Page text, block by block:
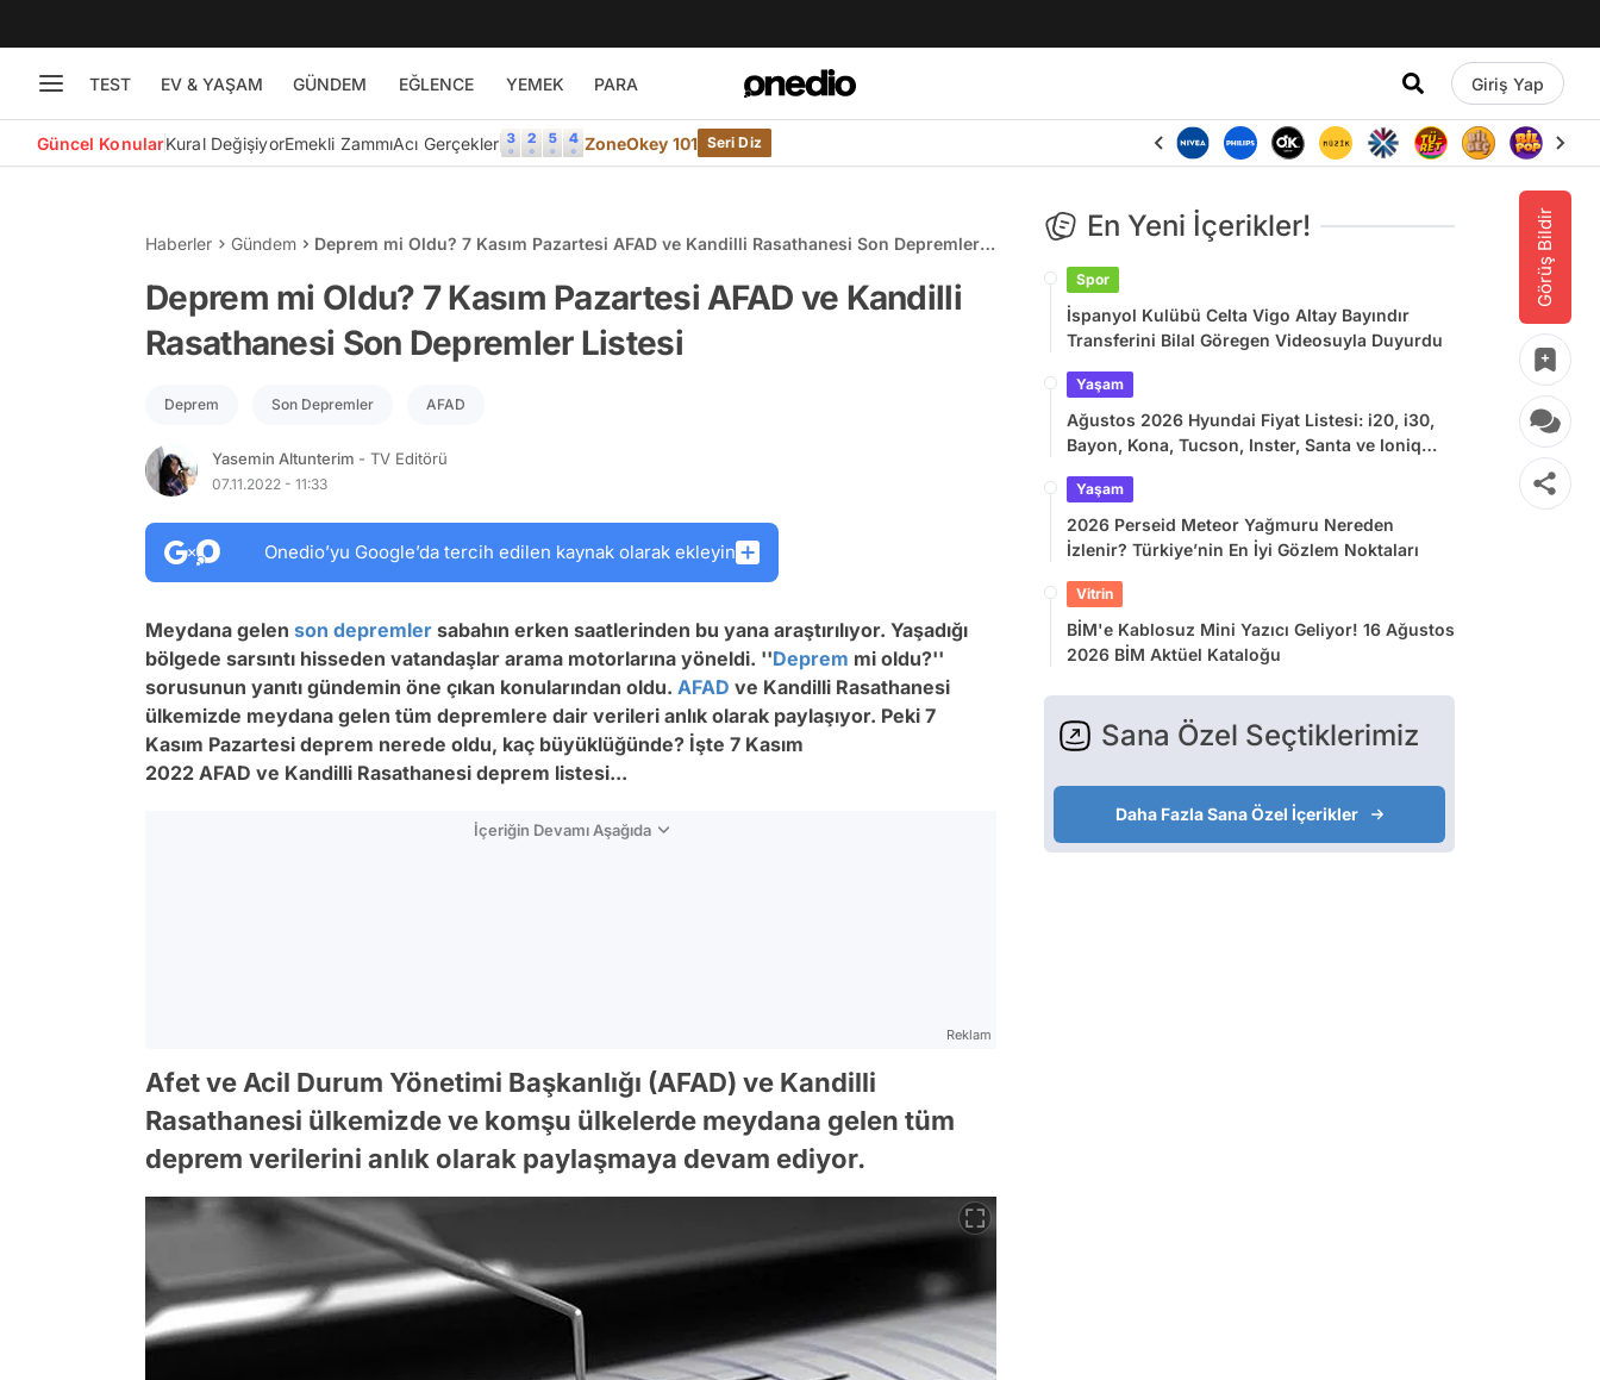
TEST EV & YAŞAM GÜNDEM EĞLENCE YEMEK PARA Giriş Yap
Güncel KonularKural DeğişiyorEmekli ZammıAcı Gerçekler ZoneOkey 101 Seri Diz
Görüş Bildir
Haberler Gündem
Deprem mi Oldu? 7 Kasım Pazartesi AFAD ve Kandilli Rasathanesi Son Depremler
Deprem mi Oldu? 7 Kasım Pazartesi AFAD ve Kandilli
Rasathanesi Son Depremler Listesi
Deprem Son Depremler AFAD
Yasemin Altunterim - TV Editörü
07.11.2022 - 11:33
Onedio’yu Google’da tercih edilen kaynak olarak ekleyin
Meydana gelen son depremler sabahın erken saatlerinden bu yana araştırılıyor. Yaşadığı
bölgede sarsıntı hisseden vatandaşlar arama motorlarına yöneldi. ''Deprem mi oldu?''
sorusunun yanıtı gündemin öne çıkan konularından oldu. AFAD ve Kandilli Rasathanesi
ülkemizde meydana gelen tüm depremlere dair verileri anlık olarak paylaşıyor. Peki 7
Kasım Pazartesi deprem nerede oldu, kaç büyüklüğünde? İşte 7 Kasım
2022 AFAD ve Kandilli Rasathanesi deprem listesi...
İçeriğin Devamı Aşağıda
Reklam
Afet ve Acil Durum Yönetimi Başkanlığı (AFAD) ve Kandilli
Rasathanesi ülkemizde ve komşu ülkelerde meydana gelen tüm
deprem verilerini anlık olarak paylaşmaya devam ediyor.
En Yeni İçerikler!
Spor
İspanyol Kulübü Celta Vigo Altay Bayındır
Transferini Bilal Göregen Videosuyla Duyurdu
Yaşam
Ağustos 2026 Hyundai Fiyat Listesi: i20, i30,
Bayon, Kona, Tucson, Inster, Santa ve Ioniq
Yaşam
2026 Perseid Meteor Yağmuru Nereden
İzlenir? Türkiye’nin En İyi Gözlem Noktaları
Vitrin
BİM'e Kablosuz Mini Yazıcı Geliyor! 16 Ağustos
2026 BİM Aktüel Kataloğu
Sana Özel Seçtiklerimiz
Daha Fazla Sana Özel İçerikler